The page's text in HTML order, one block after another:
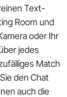
Text-
Room und
oder Ihr
jedes
Match
den Chat
auch die